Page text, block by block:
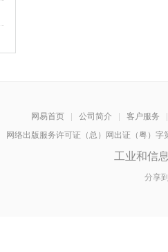
网易首页 | 公司简介 | 客户服务
|
网络出版服务许可证（总）网出证（粤）
工业和信
分享